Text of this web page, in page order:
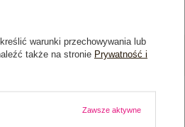
warunki przechowywania lub
także na stronie Prywatność i
Zawsze aktywne